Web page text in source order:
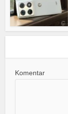
Komentar